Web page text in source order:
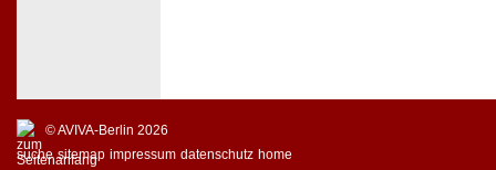
© AVIVA-Berlin 2026
suche sitemap impressum datenschutz home